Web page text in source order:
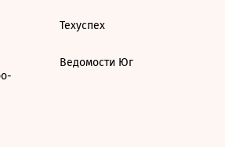
Техуспех
Ведомости Юг